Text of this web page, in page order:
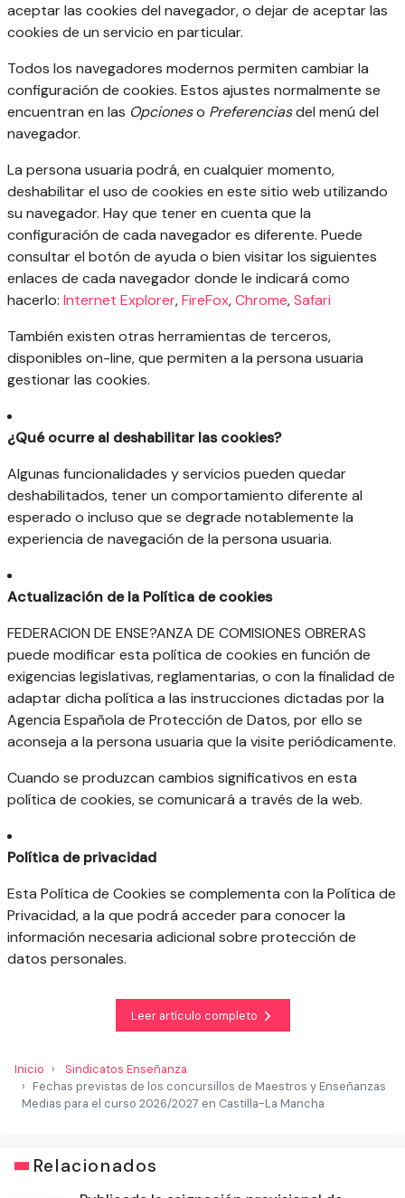
aceptar las cookies del navegador, o dejar de aceptar las
cookies de un servicio en particular.
Todos los navegadores modernos permiten cambiar la
configuración de cookies. Estos ajustes normalmente se
encuentran en las Opcioneso Preferenciasdel menú del
navegador.
La persona usuaria podrá, en cualquier momento,
deshabilitar el uso de cookies en este sitio web utilizando
su navegador. Hay que tener en cuenta que la
configuración de cada navegador es diferente. Puede
consultar el botón de ayuda o bien visitar los siguientes
enlaces de cada navegador donde le indicará como
hacerlo: Internet Explorer,FireFox,Chrome,Safari
También existen otras herramientas de terceros,
disponibles on-line, que permiten a la persona usuaria
gestionar las cookies.
¿Qué ocurre al deshabilitar las cookies?
Algunas funcionalidades y servicios pueden quedar
deshabilitados, tener un comportamiento diferente al
esperado o incluso que se degrade notablemente la
experiencia de navegación de la persona usuaria.
Actualización de la Política de cookies
FEDERACION DE ENSE?ANZA DE COMISIONES OBRERAS
puede modificar esta política de cookies en función de
exigencias legislativas, reglamentarias, o con la finalidad de
adaptar dicha política a las instrucciones dictadas por la
Agencia Española de Protección de Datos, por ello se
aconseja a la persona usuaria que la visite periódicamente.
Cuando se produzcan cambios significativos en esta
política de cookies, se comunicará a través de la web.
Política de privacidad
Esta Política de Cookies se complementa con la Política de
Privacidad, a la que podrá acceder para conocer la
información necesaria adicional sobre protección de
datos personales.
Leer artículo completo
Inicio
Sindicatos Enseñanza
Fechas previstas de los concursillos de Maestros y Enseñanzas
Medias para el curso 2026/2027 en Castilla-La Mancha
Relacionados